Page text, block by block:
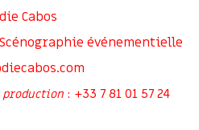
Cabos
événementielle
production : +33 7 81 01 57 24